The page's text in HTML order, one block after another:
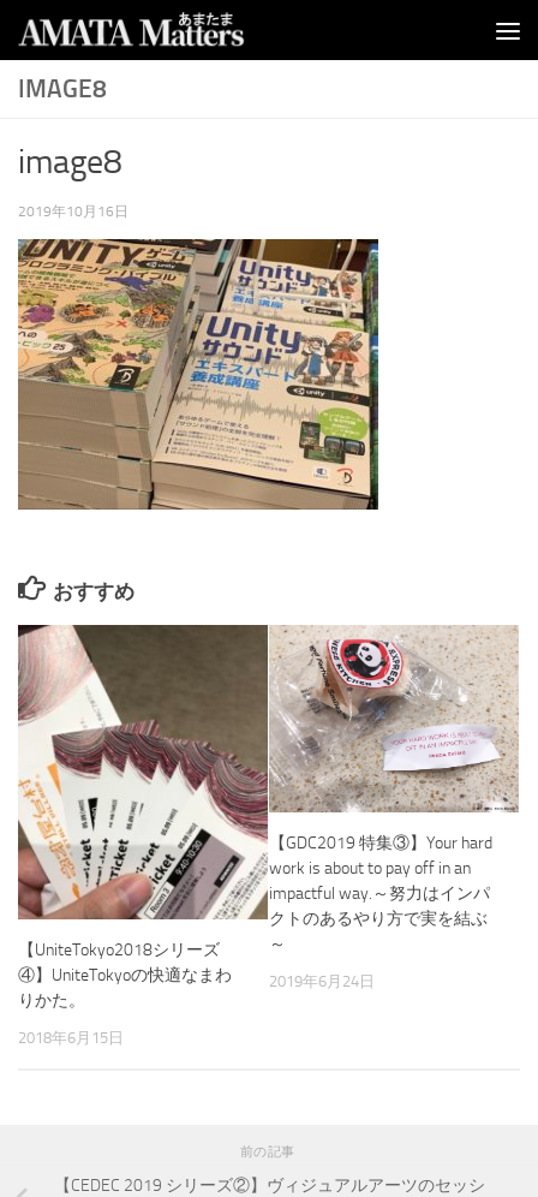
コンテンツへスキップ
IMAGE8
image8
2019年10月16日
おすすめ
【UniteTokyo2018シリーズ
④】UniteTokyoの快適なまわ
りかた。
2018年6月15日
【GDC2019 特集③】Your hard
work is about to pay off in an
impactful way.～努力はインパ
クトのあるやり方で実を結ぶ
～
2019年6月24日
前の記事
【CEDEC 2019 シリーズ②】ヴィジュアルアーツのセッシ